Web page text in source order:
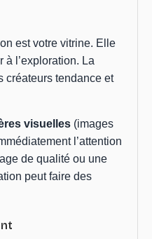
est votre vitrine. Elle
à l’exploration. La
créateurs tendance et
visuelles (images
l’attention
de qualité ou une
peut faire des